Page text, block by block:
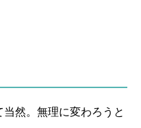
然。無理に変わろうと